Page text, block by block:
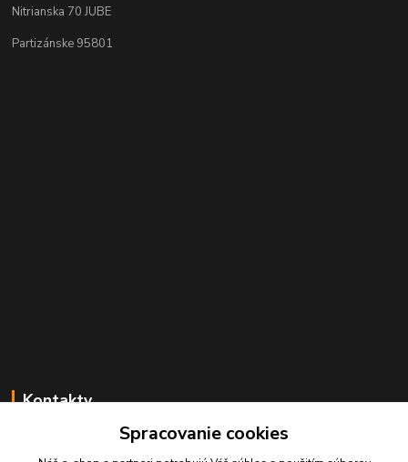
Nitrianska 70 JUBE
Partizánske 95801
Kontakty
Juraj Beliansky
+421 903 691 375
Spracovanie cookies